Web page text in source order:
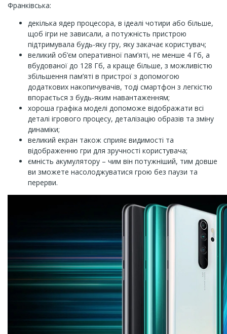
Франківська:
декілька ядер процесора, в ідеалі чотири або більше,
щоб ігри не зависали, а потужність пристрою
підтримувала будь-яку гру, яку закачає користувач;
великий об’єм оперативної пам’яті, не менше 4 Гб, а
вбудованої до 128 Гб, а краще більше, з можливістю
збільшення пам’яті в пристрої з допомогою
додаткових накопичувачів, тоді смартфон з легкістю
впорається з будь-яким навантаженням;
хороша графіка моделі допоможе відображати всі
деталі ігрового процесу, деталізацію образів та зміну
динаміки;
великий екран також сприяє видимості та
відображенню гри для зручності користувача;
ємність акумулятору – чим він потужніший, тим довше
ви зможете насолоджуватися грою без паузи та
перерви.